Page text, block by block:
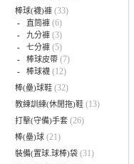
棒球(襪)褲 (33)
- 直筒褲 (6)
- 九分褲 (3)
- 七分褲 (5)
- 棒球皮帶 (7)
- 棒球襪 (12)
棒(壘)球鞋 (32)
教練訓練(休閒拖)鞋 (13)
打擊(守備)手套 (26)
棒(壘)球 (21)
裝備(置球.球棒)袋 (31)